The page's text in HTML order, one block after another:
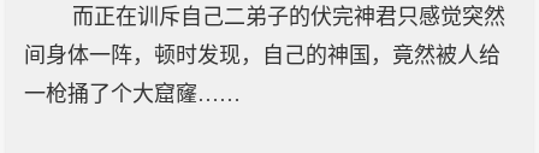
而正在训斥自己二弟子的伏完神君只感觉突然
间身体一阵，顿时发现，自己的神国，竟然被人给
一枪捅了个大窟窿……